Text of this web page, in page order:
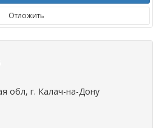
Отложить
обл, г. Калач-на-Дону